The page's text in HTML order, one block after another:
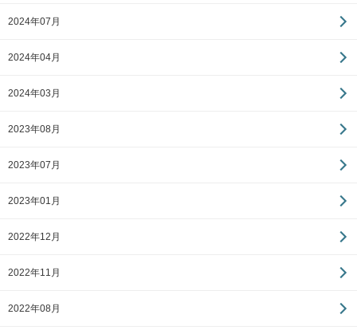
2024年07月
2024年04月
2024年03月
2023年08月
2023年07月
2023年01月
2022年12月
2022年11月
2022年08月